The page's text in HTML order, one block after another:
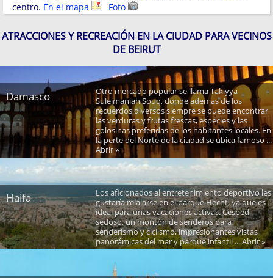
centro. En el mapa Foto
ATRACCIONES Y RECREACIÓN EN LA CIUDAD PARA VECINOS
DE BEIRUT
Damasco
Otro mercado popular se llama Takiyya
Suleimaniah Souq, donde ademas de los
recuerdos diversos siempre se puede encontrar
las verduras y frutas frescas, especies y las
golosinas preferidas de los habitantes locales. En
la perte del Norte de la ciudad se ubica famoso ...
Abrir »
Haifa
Los aficionados al entretenimiento deportivo les
gustaría relajarse en el parque Hecht, ya que es
ideal para unas vacaciones activas. Césped
sedoso, un montón de senderos para
senderismo y ciclismo, impresionantes vistas
panorámicas del mar y parque infantil ... Abrir »